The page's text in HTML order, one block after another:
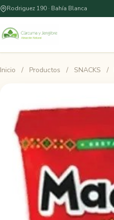
Rodriguez 190 · Bahía Blanca
Inicio / Productos / SNACKS /